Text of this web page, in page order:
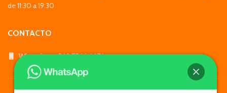
de 11:30 a 19:30
CONTACTO
WhatsApp: +569 7564 4676